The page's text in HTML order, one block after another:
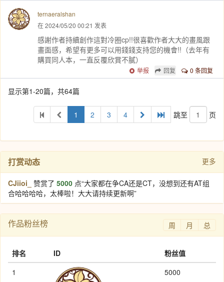
ternaeralshan
在 2024/05/20 00:21 发表
感謝作者持續創作這對冷圈cp!!很喜歡作者大大的畫風跟
畫面感，希望有更多可以用錢錢支持您的機會!!（去年有
購買同人本，一直反覆欣賞不膩）
0 条回复
回复
举报
显示第1-20篇，共64篇
1 2 3 4 跳至 页
打赏动态 更多
CJiioi_ 赞赏了 5000 点“大家都在争CA还是CT，没想到还有AT组
合哈哈哈哈，太棒啦！大大请持续更新啊”
作品粉丝榜 周 月 总
排名 ID
粉丝值
1
5000